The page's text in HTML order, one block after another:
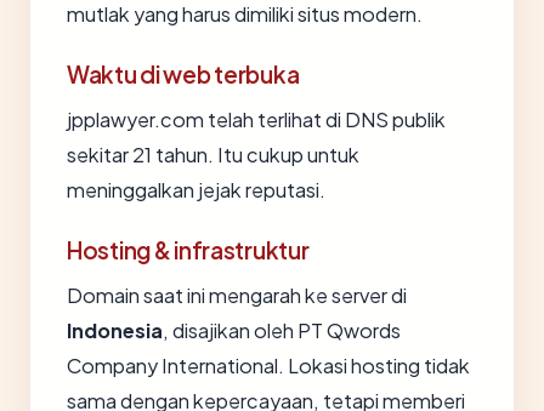
mutlak yang harus dimiliki situs modern.
Waktu di web terbuka
jpplawyer.com telah terlihat di DNS publik
sekitar 21 tahun. Itu cukup untuk
meninggalkan jejak reputasi.
Hosting & infrastruktur
Domain saat ini mengarah ke server di
Indonesia, disajikan oleh PT Qwords
Company International. Lokasi hosting tidak
sama dengan kepercayaan, tetapi memberi